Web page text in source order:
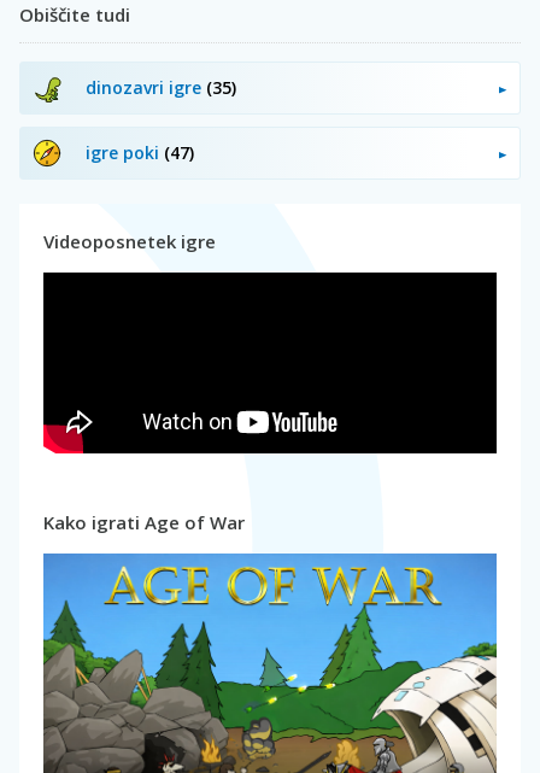
Obiščite tudi
dinozavri igre (35)
igre poki (47)
Videoposnetek igre
Kako igrati Age of War